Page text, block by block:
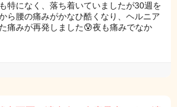
特になく、落ち着いていましたが30週を
ら腰の痛みがかなひ酷くなり、ヘルニア
痛みが再発しました😰夜も痛みでなか